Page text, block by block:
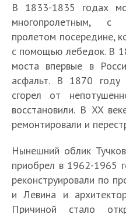
В 1833-1835 годах
многопролетным, с
пролетом посередине,
с помощью лебедок. В
моста впервые в
асфальт. В 1870
сгорел от
восстановили. В XX
ремонтировали и
Нынешний облик
приобрел в 1962-1965
реконструировали по
и Левина и
Причиной стало